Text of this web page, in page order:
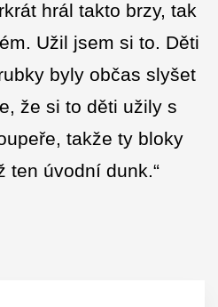
hrál takto brzy, tak
Užil jsem si to. Děti
byly občas slyšet
že si to děti užily s
takže ty bloky
ten úvodní dunk.“